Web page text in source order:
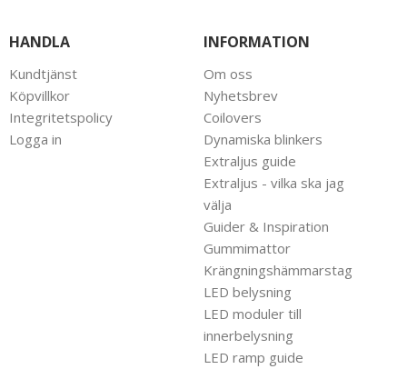
HANDLA
Kundtjänst
Köpvillkor
Integritetspolicy
Logga in
INFORMATION
Om oss
Nyhetsbrev
Coilovers
Dynamiska blinkers
Extraljus guide
Extraljus - vilka ska jag
välja
Guider & Inspiration
Gummimattor
Krängningshämmarstag
LED belysning
LED moduler till
innerbelysning
LED ramp guide